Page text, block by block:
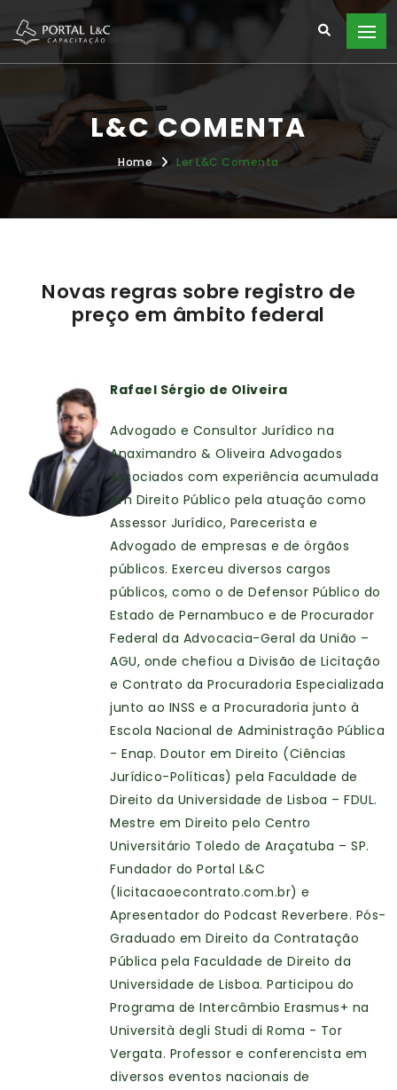
L&C COMENTA
Home Ler L&C Comenta
Novas regras sobre registro de
preço em âmbito federal
Rafael Sérgio de Oliveira
Advogado e Consultor Jurídico na
Anaximandro & Oliveira Advogados
Associados com experiência acumulada
em Direito Público pela atuação como
Assessor Jurídico, Parecerista e
Advogado de empresas e de órgãos
públicos. Exerceu diversos cargos
públicos, como o de Defensor Público do
Estado de Pernambuco e de Procurador
Federal da Advocacia-Geral da União –
AGU, onde chefiou a Divisão de Licitação
e Contrato da Procuradoria Especializada
junto ao INSS e a Procuradoria junto à
Escola Nacional de Administração Pública
- Enap. Doutor em Direito (Ciências
Jurídico-Políticas) pela Faculdade de
Direito da Universidade de Lisboa – FDUL.
Mestre em Direito pelo Centro
Universitário Toledo de Araçatuba – SP.
Fundador do Portal L&C
(licitacaoecontrato.com.br) e
Apresentador do Podcast Reverbere. Pós-
Graduado em Direito da Contratação
Pública pela Faculdade de Direito da
Universidade de Lisboa. Participou do
Programa de Intercâmbio Erasmus+ na
Università degli Studi di Roma - Tor
Vergata. Professor e conferencista em
diversos eventos nacionais de